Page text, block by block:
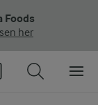
Foods
her